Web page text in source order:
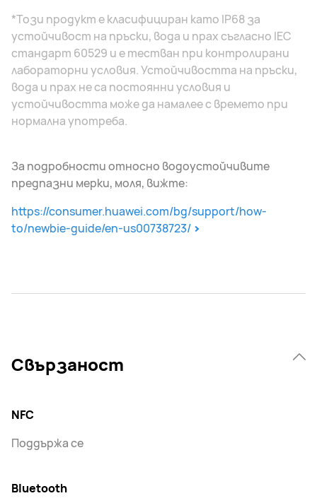
*Този продукт е класифициран като IP68 за
устойчивост на пръски, вода и прах съгласно IEC
стандарт 60529 и е тестван при контролирани
лабораторни условия. Устойчивостта на пръски,
вода и прах не са постоянни условия и
устойчивостта може да намалее с времето при
нормална употреба.
За подробности относно водоустойчивите
предпазни мерки, моля, вижте:
https://consumer.huawei.com/bg/support/how-
to/newbie-guide/en-us00738723/
Свързаност
NFC
Поддържа се
Bluetooth